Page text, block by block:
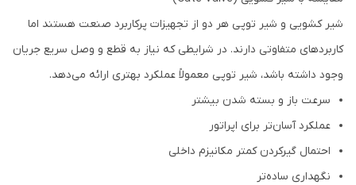
شیر کشویی و شیر توپی هر دو از تجهیزات پرکاربرد صنعت هستند اما
کاربردهای متفاوتی دارند. در شرایطی که نیاز به قطع و وصل سریع جریان
وجود داشته باشد، شیر توپی معمولاً عملکرد بهتری ارائه می‌دهد.
سرعت باز و بسته شدن بیشتر
عملکرد آسان‌تر برای اپراتور
احتمال گیرکردن کمتر مکانیزم داخلی
نگهداری ساده‌تر